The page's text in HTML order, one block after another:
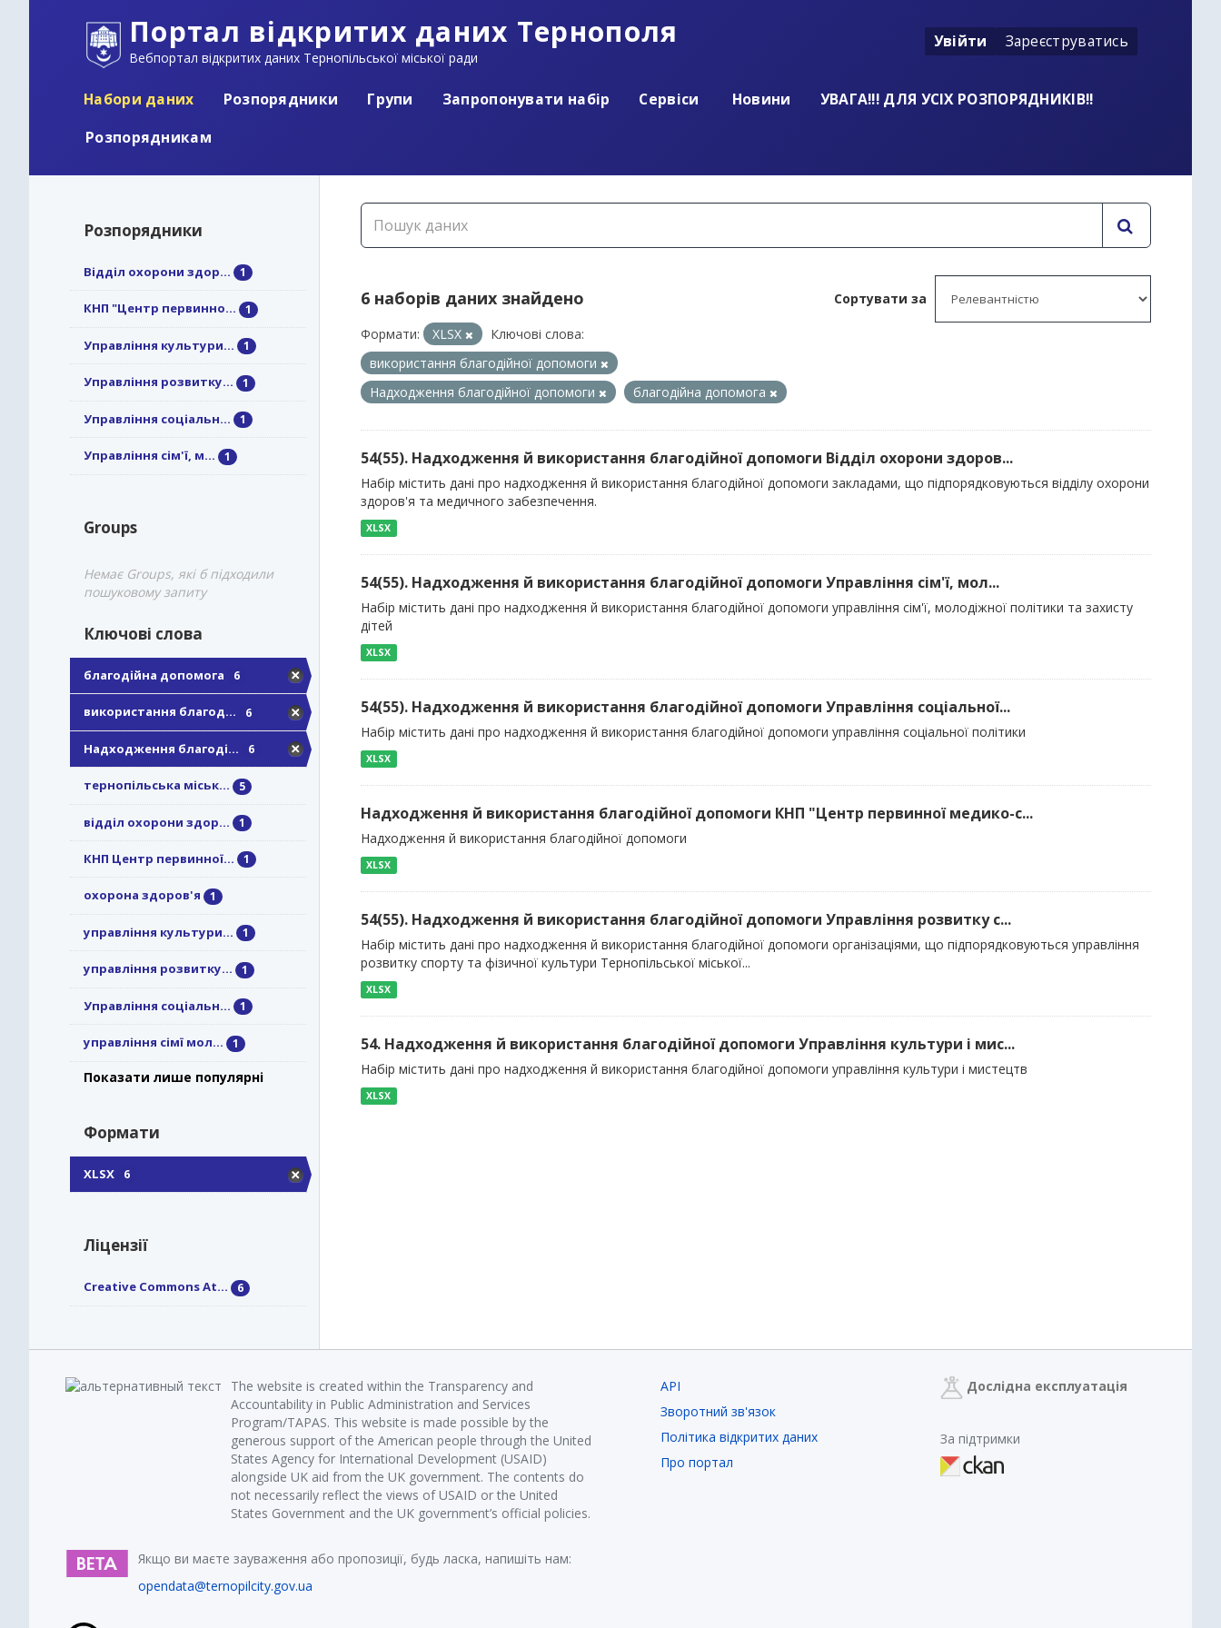
Портал відкритих даних Тернополя
Вебпортал відкритих даних Тернопільської міської ради
Увійти Зареєструватись
Набори даних Розпорядники Групи Запропонувати набір Сервіси Новини
УВАГА!!! ДЛЯ УСІХ РОЗПОРЯДНИКІВ!!
Розпорядникам
Розпорядники
Відділ охорони здор... 1
КНП "Центр первинно... 1
Управління культури... 1
Управління розвитку... 1
Управління соціальн... 1
Управління сім'ї, м... 1
Groups
Немає Groups, які б підходили
пошуковому запиту
Ключові слова
благодійна допомога 6
використання благод... 6
Надходження благоді... 6
тернопільська міськ... 5
відділ охорони здор... 1
КНП Центр первинної... 1
охорона здоров'я 1
управління культури... 1
управління розвитку... 1
Управління соціальн... 1
управління сімї мол... 1
Показати лише популярні
Формати
XLSX 6
Ліцензії
Creative Commons At... 6
Сортувати за
6 наборів даних знайдено
Формати: XLSX
Ключові слова:
використання благодійної допомоги
Надходження благодійної допомоги
благодійна допомога
54(55). Надходження й використання благодійної допомоги Відділ охорони здоров...
Набір містить дані про надходження й використання благодійної допомоги закладами, що підпорядковуються відділу охорони
здоров'я та медичного забезпечення.
XLSX
54(55). Надходження й використання благодійної допомоги Управління сім'ї, мол...
Набір містить дані про надходження й використання благодійної допомоги управління сім'ї, молодіжної політики та захисту
дітей
XLSX
54(55). Надходження й використання благодійної допомоги Управління соціальної...
Набір містить дані про надходження й використання благодійної допомоги управління соціальної політики
XLSX
Надходження й використання благодійної допомоги КНП "Центр первинної медико-с...
Надходження й використання благодійної допомоги
XLSX
54(55). Надходження й використання благодійної допомоги Управління розвитку с...
Набір містить дані про надходження й використання благодійної допомоги організаціями, що підпорядковуються управління
розвитку спорту та фізичної культури Тернопільської міської...
XLSX
54. Надходження й використання благодійної допомоги Управління культури і мис...
Набір містить дані про надходження й використання благодійної допомоги управління культури і мистецтв
XLSX
The website is created within the Transparency and
Accountability in Public Administration and Services
Program/TAPAS. This website is made possible by the
generous support of the American people through the United
States Agency for International Development (USAID)
alongside UK aid from the UK government. The contents do
not necessarily reflect the views of USAID or the United
States Government and the UK government’s official policies.
Якщо ви маєте зауваження або пропозиції, будь ласка, напишіть нам:
opendata@ternopilcity.gov.ua
API
Зворотний зв'язок
Політика відкритих даних
Про портал
Дослідна експлуатація
За підтримки